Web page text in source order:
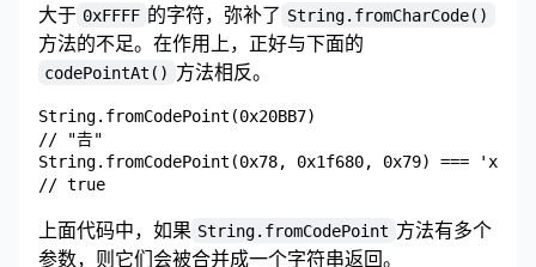
大于 0xFFFF 的字符，弥补了 String.fromCharCode()
方法的不足。在作用上，正好与下面的
codePointAt() 方法相反。
String.fromCodePoint(0x20BB7)
// "𠮷"
String.fromCodePoint(0x78, 0x1f680, 0x79) ===
上面代码中，如果 String.fromCodePoint 方法有多个
参数，则它们会被合并成一个字符串返回。